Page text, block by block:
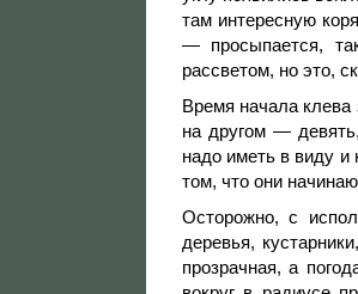
там интересную
— просыпается,
рассветом, но это,
Время начала клева
на другом —
надо иметь в виду и
том, что они
Осторожно, с
деревья,
прозрачная, а